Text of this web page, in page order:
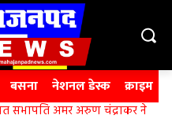
बसना नेशनल डेस्क क्राइम
सभापति अमर अरुण चंद्राकर ने